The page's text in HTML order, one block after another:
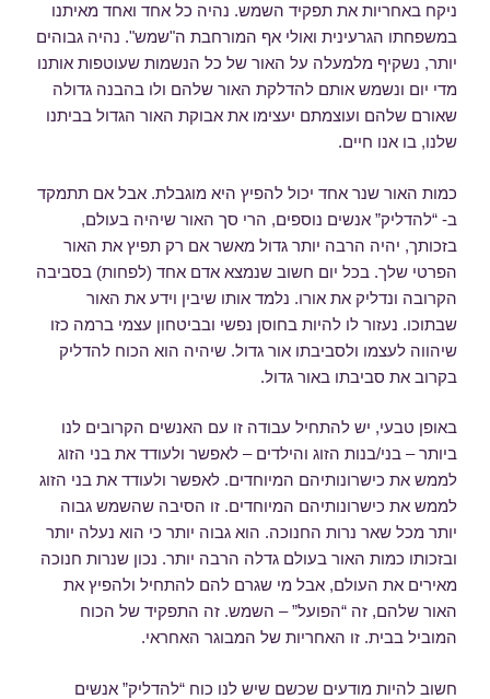
ניקח באחריות את תפקיד השמש. נהיה כל אחד ואחד מאיתנו
במשפחתו הגרעינית ואולי אף המורחבת ה"שמש". נהיה גבוהים
יותר, נשקיף מלמעלה על האור של כל הנשמות שעוטפות אותנו
מדי יום ונשמש אותם להדלקת האור שלהם ולו בהבנה גדולה
שאורם שלהם ועוצמתם יעצימו את אבוקת האור הגדול בביתנו
שלנו, בו אנו חיים.
כמות האור שנר אחד יכול להפיץ היא מוגבלת. אבל אם תתמקד
ב- “להדליק” אנשים נוספים, הרי סך האור שיהיה בעולם,
בזכותך, יהיה הרבה יותר גדול מאשר אם רק תפיץ את האור
הפרטי שלך. בכל יום חשוב שנמצא אדם אחד (לפחות) בסביבה
הקרובה ונדליק את אורו. נלמד אותו שיבין וידע את האור
שבתוכו. נעזור לו להיות בחוסן נפשי ובביטחון עצמי ברמה כזו
שיהווה לעצמו ולסביבתו אור גדול. שיהיה הוא הכוח להדליק
בקרוב את סביבתו באור גדול.
באופן טבעי, יש להתחיל עבודה זו עם האנשים הקרובים לנו
ביותר – בני/בנות הזוג והילדים – לאפשר ולעודד את בני הזוג
לממש את כישרונותיהם המיוחדים. לאפשר ולעודד את בני הזוג
לממש את כישרונותיהם המיוחדים. זו הסיבה שהשמש גבוה
יותר מכל שאר נרות החנוכה. הוא גבוה יותר כי הוא נעלה יותר
ובזכותו כמות האור בעולם גדלה הרבה יותר. נכון שנרות חנוכה
מאירים את העולם, אבל מי שגרם להם להתחיל ולהפיץ את
האור שלהם, זה “הפועל” – השמש. זה התפקיד של הכוח
המוביל בבית. זו האחריות של המבוגר האחראי.
חשוב להיות מודעים שכשם שיש לנו כוח “להדליק” אנשים